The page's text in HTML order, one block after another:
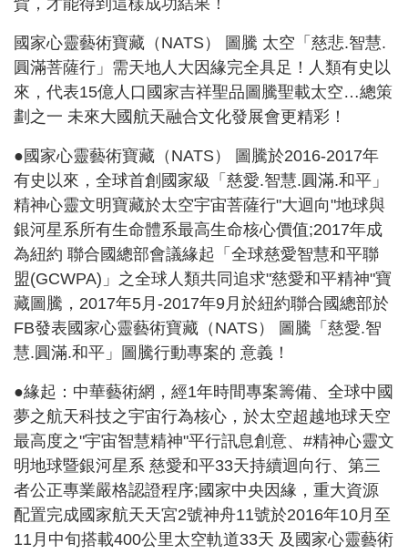
貲，才能得到這樣成功結果！
國家心靈藝術寶藏（NATS） 圖騰 太空「慈悲.智慧.
圓滿菩薩行」需天地人大因緣完全具足！人類有史以
來，代表15億人口國家吉祥聖品圖騰聖載太空…總策
劃之一 未來大國航天融合文化發展會更精彩！
●國家心靈藝術寶藏（NATS） 圖騰於2016-2017年
有史以來，全球首創國家級「慈愛.智慧.圓滿.和平」
精神心靈文明寶藏於太空宇宙菩薩行"大迴向"地球與
銀河星系所有生命體系最高生命核心價值;2017年成
為紐約 聯合國總部會議緣起「全球慈愛智慧和平聯
盟(GCWPA)」之全球人類共同追求"慈愛和平精神"寶
藏圖騰，2017年5月-2017年9月於紐約聯合國總部於
FB發表國家心靈藝術寶藏（NATS） 圖騰「慈愛.智
慧.圓滿.和平」圖騰行動專案的 意義！
●緣起：中華藝術網，經1年時間專案籌備、全球中國
夢之航天科技之宇宙行為核心，於太空超越地球天空
最高度之"宇宙智慧精神"平行訊息創意、#精神心靈文
明地球暨銀河星系 慈愛和平33天持續迴向行、第三
者公正專業嚴格認證程序;國家中央因緣，重大資源
配置完成國家航天天宮2號神舟11號於2016年10月至
11月中旬搭載400公里太空軌道33天 及國家心靈藝術